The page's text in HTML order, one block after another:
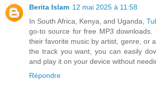
Berita Islam 12 mai 2025 à 11:58
In South Africa, Kenya, and Uganda,
go-to source for free MP3 downloads.
their favorite music by artist, genre, or
the track you want, you can easily
and play it on your device without
Répondre